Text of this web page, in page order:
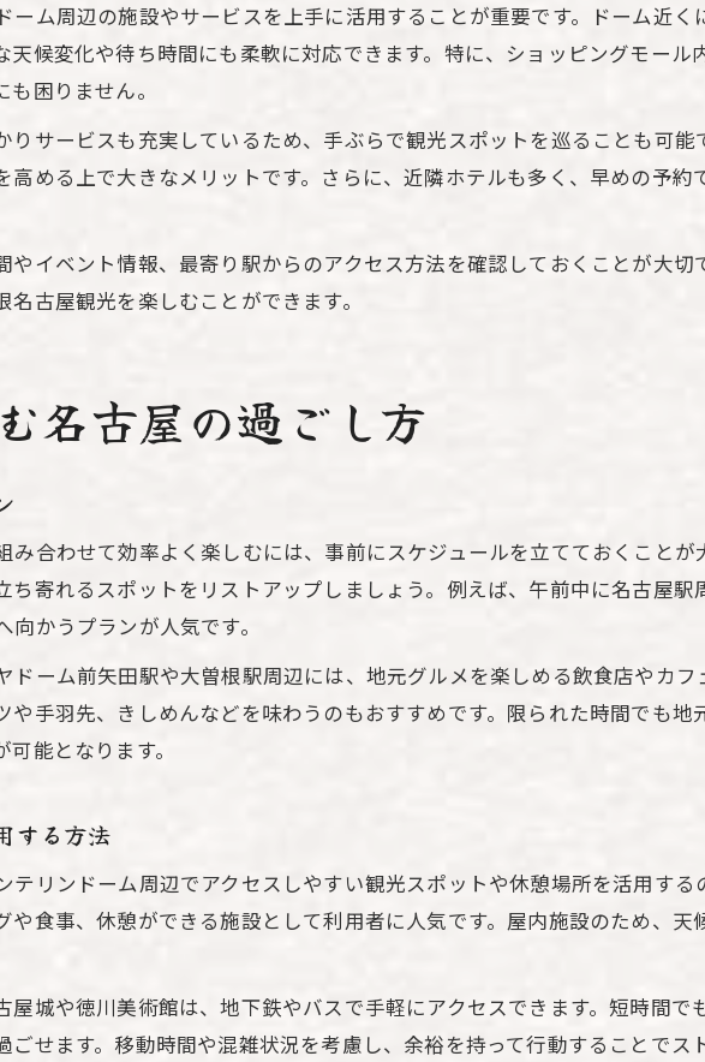
ム周辺の施設やサービスを上手に活用することが重要です。ドーム近く
候変化や待ち時間にも柔軟に対応できます。特に、ショッピングモール
困りません。
サービスも充実しているため、手ぶらで観光スポットを巡ることも可能
める上で大きなメリットです。さらに、近隣ホテルも多く、早めの予約
イベント情報、最寄り駅からのアクセス方法を確認しておくことが大切
古屋観光を楽しむことができます。
名古屋の過ごし方
合わせて効率よく楽しむには、事前にスケジュールを立てておくことが
寄れるスポットをリストアップしましょう。例えば、午前中に名古屋駅
かうプランが人気です。
ーム前矢田駅や大曽根駅周辺には、地元グルメを楽しめる飲食店やカフ
手羽先、きしめんなどを味わうのもおすすめです。限られた時間でも地
能となります。
する方法
リンドーム周辺でアクセスしやすい観光スポットや休憩場所を活用する
食事、休憩ができる施設として利用者に人気です。屋内施設のため、天
城や徳川美術館は、地下鉄やバスで手軽にアクセスできます。短時間で
せます。移動時間や混雑状況を考慮し、余裕を持って行動することでス